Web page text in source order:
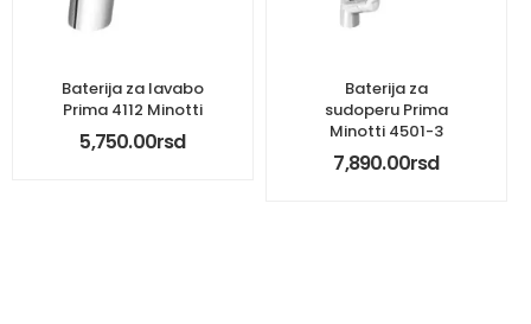
Baterija za lavabo
Prima 4112 Minotti
5,750.00rsd
Baterija za
sudoperu Prima
Minotti 4501-3
7,890.00rsd